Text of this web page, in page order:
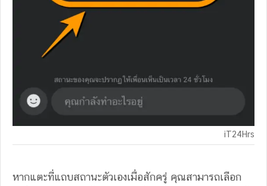
iT24Hrs
หากแตะที่แถบสถานะตัวเองเมื่อสักครู่ คุณสามารถเลือก